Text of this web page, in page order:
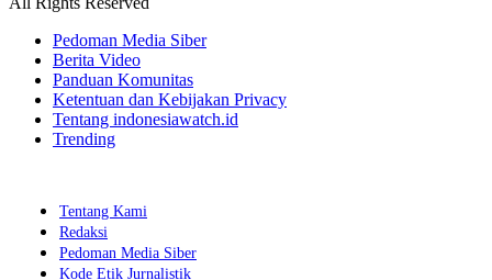
Pedoman Media Siber
Berita Video
Panduan Komunitas
Ketentuan dan Kebijakan Privacy
Tentang indonesiawatch.id
Trending
Tentang Kami
Redaksi
Pedoman Media Siber
Kode Etik Jurnalistik